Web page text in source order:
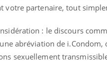
votre partenaire, tout
: le discours
abréviation de i.Condom,
sexuellement